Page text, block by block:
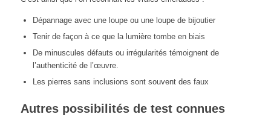
Dépannage avec une loupe ou une loupe de bijoutier
Tenir de façon à ce que la lumière tombe en biais
De minuscules défauts ou irrégularités témoignent de
l’authenticité de l’œuvre.
Les pierres sans inclusions sont souvent des faux
Autres possibilités de test connues